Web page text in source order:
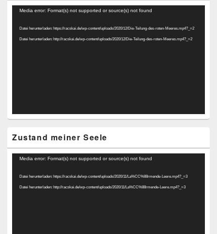
Video-
Media error: Format(s) not supported or source(s) not found
Datei herunterladen: https://racskai.de/wp-content/uploads/2020/12/Die-Teilung-des-roten-Meeres.mp4?_=2
Datei herunterladen: http://racskai.de/wp-content/uploads/2020/12/Die-Teilung-des-roten-Meeres.mp4?_=2
Zustand meiner Seele
Video-
Media error: Format(s) not supported or source(s) not found
Datei herunterladen: https://racskai.de/wp-content/uploads/2020/11/La%CC%88rmende-Leere.mp4?_=3
Datei herunterladen: http://racskai.de/wp-content/uploads/2020/11/La%CC%88rmende-Leere.mp4?_=3